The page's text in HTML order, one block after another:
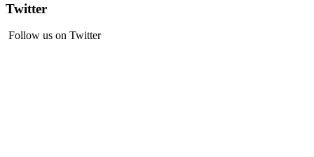
Twitter
Follow us on Twitter